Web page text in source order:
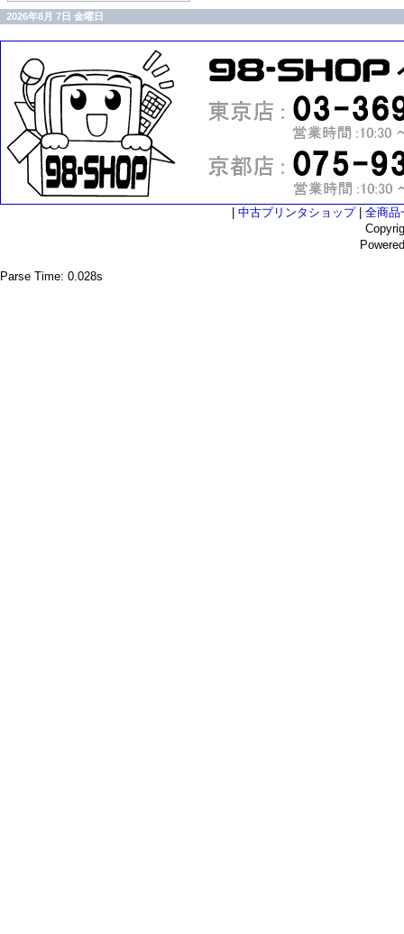
2026年8月 7日 金曜日
中古プリンタショップ| 全商品
Parse Time: 0.028s